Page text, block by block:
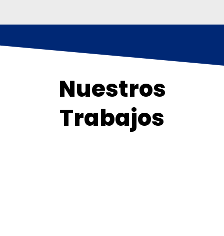
Nuestros
Trabajos